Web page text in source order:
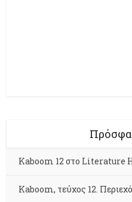
Kaboom 12 στο Literature
Kaboom, τεύχος 12.